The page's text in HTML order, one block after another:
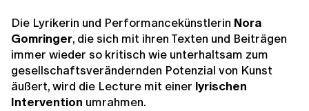
Die Lyrikerin und Performancekünstlerin Nora
Gomringer, die sich mit ihren Texten und Beiträgen
immer wieder so kritisch wie unterhaltsam zum
gesellschaftsverändernden Potenzial von Kunst
äußert, wird die Lecture mit einer lyrischen
Intervention umrahmen.